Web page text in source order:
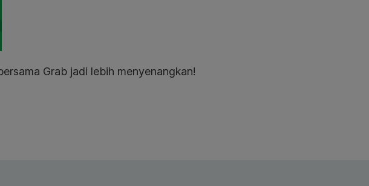
Grab jadi lebih menyenangkan!